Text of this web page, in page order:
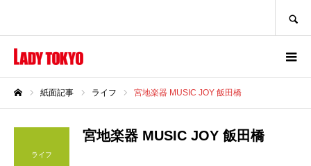
紙面記事 ライフ 宮地楽器 MUSIC JOY 飯田橋
ライフ
宮地楽器 MUSIC JOY 飯田橋